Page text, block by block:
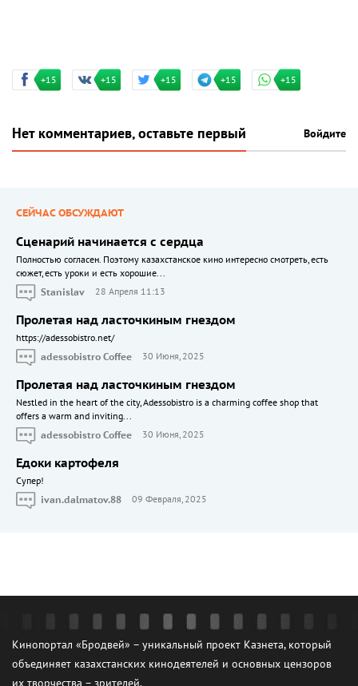
+15 +15 +15 +15 +15
Нет комментариев, оставьте первый Войдите
СЕЙЧАС ОБСУЖДАЮТ
Сценарий начинается с сердца
Полностью согласен. Поэтому казахстанское кино интересно смотреть, есть
сюжет, есть уроки и есть хорошие...
Stanislav
28 Апреля 11:13
Пролетая над ласточкиным гнездом
https://adessobistro.net/
adessobistro Coffee
30 Июня, 2025
Пролетая над ласточкиным гнездом
Nestled in the heart of the city, Adessobistro is a charming coffee shop that
offers a warm and inviting...
adessobistro Coffee
30 Июня, 2025
Едоки картофеля
Cупер!
ivan.dalmatov.88
09 Февраля, 2025
Кинопортал «Бродвей» – уникальный проект Казнета, который
объединяет казахстанских кинодеятелей и основных цензоров
их творчества – зрителей.